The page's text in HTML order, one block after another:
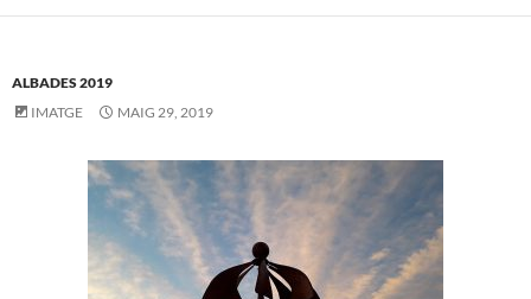
ALBADES 2019
IMATGE
MAIG 29, 2019